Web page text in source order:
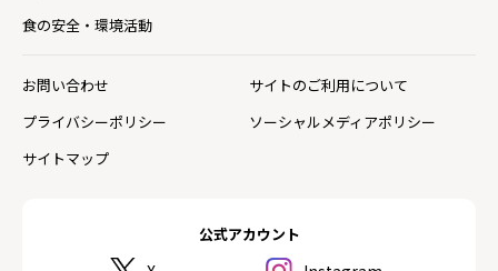
公式アカウント
食の安全・環境活動
お問い合わせ
サイトのご利用について
プライバシーポリシー
ソーシャルメディアポリシー
サイトマップ